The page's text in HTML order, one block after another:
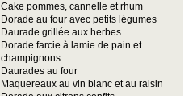
Cake pommes, cannelle et rhum
Dorade au four avec petits légumes
Daurade grillée aux herbes
Dorade farcie à lamie de pain et
champignons
Daurades au four
Maquereaux au vin blanc et au raisin